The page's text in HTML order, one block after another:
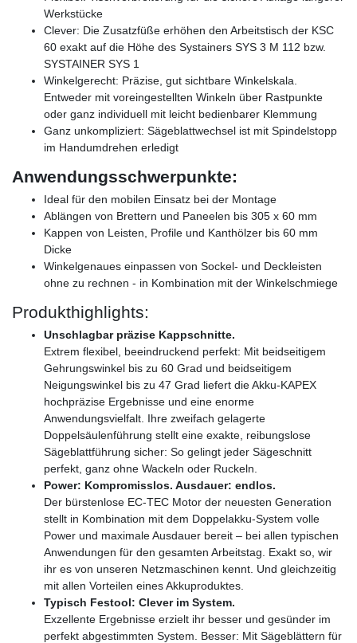
Werkstücke
Clever: Die Zusatzfüße erhöhen den Arbeitstisch der KSC
60 exakt auf die Höhe des Systainers SYS 3 M 112 bzw.
SYSTAINER SYS 1
Winkelgerecht: Präzise, gut sichtbare Winkelskala.
Entweder mit voreingestellten Winkeln über Rastpunkte
oder ganz individuell mit leicht bedienbarer Klemmung
Ganz unkompliziert: Sägeblattwechsel ist mit Spindelstopp
im Handumdrehen erledigt
Anwendungsschwerpunkte:
Ideal für den mobilen Einsatz bei der Montage
Ablängen von Brettern und Paneelen bis 305 x 60 mm
Kappen von Leisten, Profile und Kanthölzer bis 60 mm
Dicke
Winkelgenaues einpassen von Sockel- und Deckleisten
ohne zu rechnen - in Kombination mit der Winkelschmiege
Produkthighlights:
Unschlagbar präzise Kappschnitte.
Extrem flexibel, beeindruckend perfekt: Mit beidseitigem
Gehrungswinkel bis zu 60 Grad und beidseitigem
Neigungswinkel bis zu 47 Grad liefert die Akku-KAPEX
hochpräzise Ergebnisse und eine enorme
Anwendungsvielfalt. Ihre zweifach gelagerte
Doppelsäulenführung stellt eine exakte, reibungslose
Sägeblattführung sicher: So gelingt jeder Sägeschnitt
perfekt, ganz ohne Wackeln oder Ruckeln.
Power: Kompromisslos. Ausdauer: endlos.
Der bürstenlose EC-TEC Motor der neuesten Generation
stellt in Kombination mit dem Doppelakku-System volle
Power und maximale Ausdauer bereit – bei allen typischen
Anwendungen für den gesamten Arbeitstag. Exakt so, wir
ihr es von unseren Netzmaschinen kennt. Und gleichzeitig
mit allen Vorteilen eines Akkuproduktes.
Typisch Festool: Clever im System.
Exzellente Ergebnisse erzielt ihr besser und gesünder im
perfekt abgestimmten System. Besser: Mit Sägeblättern für